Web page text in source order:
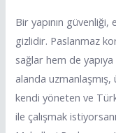
Bir yapının
gizlidir. Paslanmaz
sağlar hem de
alanda
kendi yöneten ve
ile çalışmak